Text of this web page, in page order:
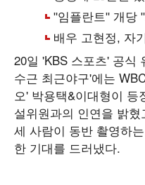
20일 'KBS 스포츠' 공식
수근 최근야구'에는
오' 박용택&이대형이
설위원과의 인연을 밝
세 사람이 동반 촬영하
한 기대를 드러냈다.